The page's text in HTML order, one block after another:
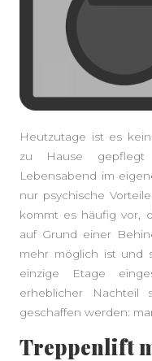
Heutzutage ist es
zu Hause
Lebensabend im
nur psychische
kommt es häufig vor,
auf Grund einer
mehr möglich ist und
einzige Etage
erheblicher
geschaffen werden:
Treppenlift